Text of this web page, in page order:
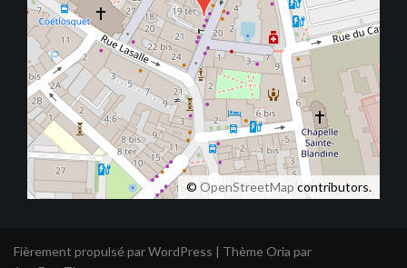
© OpenStreetMapcontributors.
Fièrement propulsé par WordPress | Thème Oria par